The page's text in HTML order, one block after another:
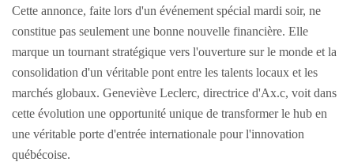
Cette annonce, faite lors d'un événement spécial mardi soir, ne
constitue pas seulement une bonne nouvelle financière. Elle
marque un tournant stratégique vers l'ouverture sur le monde et la
consolidation d'un véritable pont entre les talents locaux et les
marchés globaux. Geneviève Leclerc, directrice d'Ax.c, voit dans
cette évolution une opportunité unique de transformer le hub en
une véritable porte d'entrée internationale pour l'innovation
québécoise.